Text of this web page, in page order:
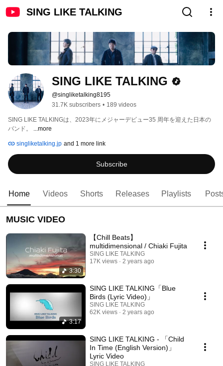
SING LIKE TALKING
SING LIKE TALKING
@singliketalking8195
31.7K subscribers • 189 videos
SING LIKE TALKINGは、2023年にメジャーデビュー35 周年を迎えた日本の
バンド。 ...more
singliketalking.jp and 1 more link
Subscribe
Home Videos Shorts Releases Playlists
MUSIC VIDEO
3:30
【Chill Beats】
multidimensional / Chiaki Fujita
SING LIKE TALKING
17K views
2 years ago
3:17
SING LIKE TALKING「Blue
Birds (Lyric Video)」
SING LIKE TALKING
62K views
2 years ago
SING LIKE TALKING - 「Child
In Time (English Version)」
Lyric Video
SING LIKE TALKING